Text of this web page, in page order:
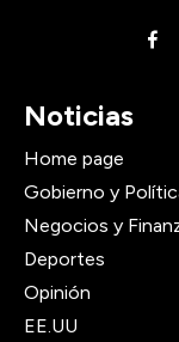
Noticias
Home page
Gobierno y
Negocios y
Deportes
Opinión
EE.UU